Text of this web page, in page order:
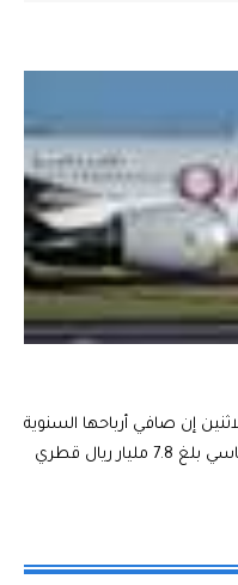
إن صافي أرباحها السنوية
ارتفعت بنسبة 28 بالمئة إلى مستوى قياسي بلغ 7.8 مليار ريال قطري